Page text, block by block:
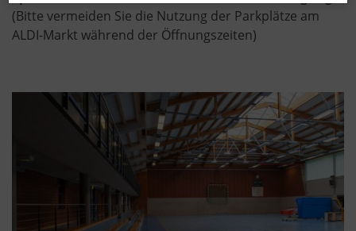
(Bitte vermeiden Sie die Nutzung der Parkplätze am
ALDI-Markt während der Öffnungszeiten)